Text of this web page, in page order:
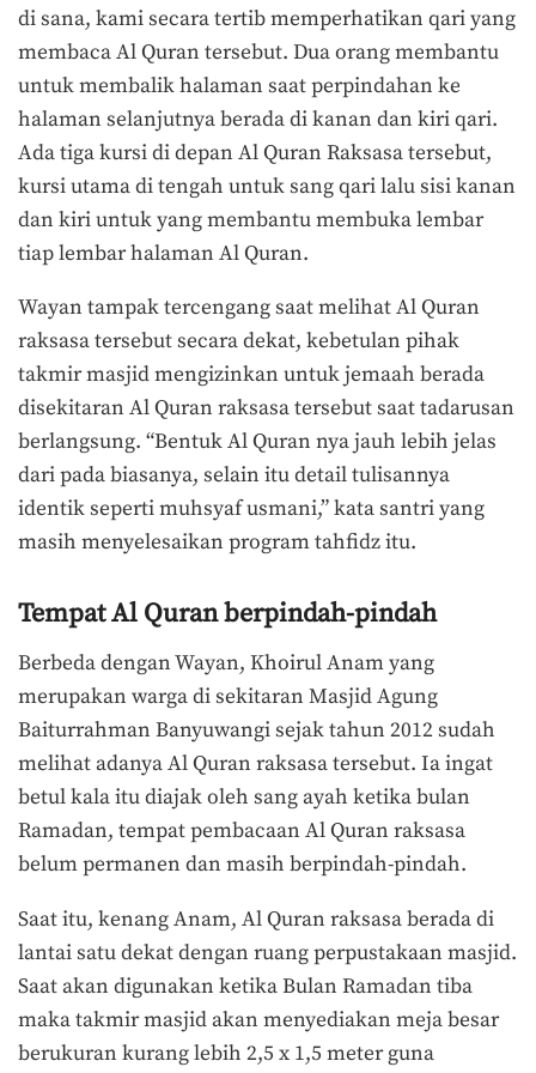
di sana, kami secara tertib memperhatikan qari yang
membaca Al Quran tersebut. Dua orang membantu
untuk membalik halaman saat perpindahan ke
halaman selanjutnya berada di kanan dan kiri qari.
Ada tiga kursi di depan Al Quran Raksasa tersebut,
kursi utama di tengah untuk sang qari lalu sisi kanan
dan kiri untuk yang membantu membuka lembar
tiap lembar halaman Al Quran.
Wayan tampak tercengang saat melihat Al Quran
raksasa tersebut secara dekat, kebetulan pihak
takmir masjid mengizinkan untuk jemaah berada
disekitaran Al Quran raksasa tersebut saat tadarusan
berlangsung. “Bentuk Al Quran nya jauh lebih jelas
dari pada biasanya, selain itu detail tulisannya
identik seperti muhsyaf usmani,” kata santri yang
masih menyelesaikan program tahfidz itu.
Tempat Al Quran berpindah-pindah
Berbeda dengan Wayan, Khoirul Anam yang
merupakan warga di sekitaran Masjid Agung
Baiturrahman Banyuwangi sejak tahun 2012 sudah
melihat adanya Al Quran raksasa tersebut. Ia ingat
betul kala itu diajak oleh sang ayah ketika bulan
Ramadan, tempat pembacaan Al Quran raksasa
belum permanen dan masih berpindah-pindah.
Saat itu, kenang Anam, Al Quran raksasa berada di
lantai satu dekat dengan ruang perpustakaan masjid.
Saat akan digunakan ketika Bulan Ramadan tiba
maka takmir masjid akan menyediakan meja besar
berukuran kurang lebih 2,5 x 1,5 meter guna